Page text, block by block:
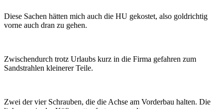
Diese Sachen hätten mich auch die HU gekostet, also goldrichtig
vorne auch dran zu gehen.
Zwischendurch trotz Urlaubs kurz in die Firma gefahren zum
Sandstrahlen kleinerer Teile.
Zwei der vier Schrauben, die die Achse am Vorderbau halten. Die